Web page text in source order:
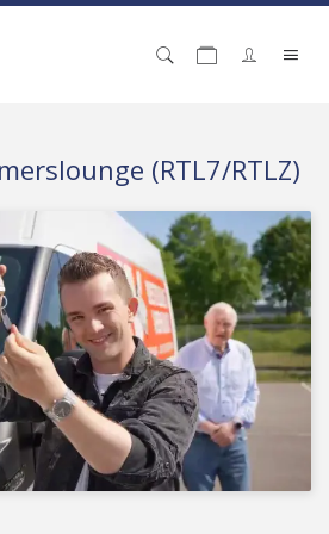
(RTL7/RTLZ)